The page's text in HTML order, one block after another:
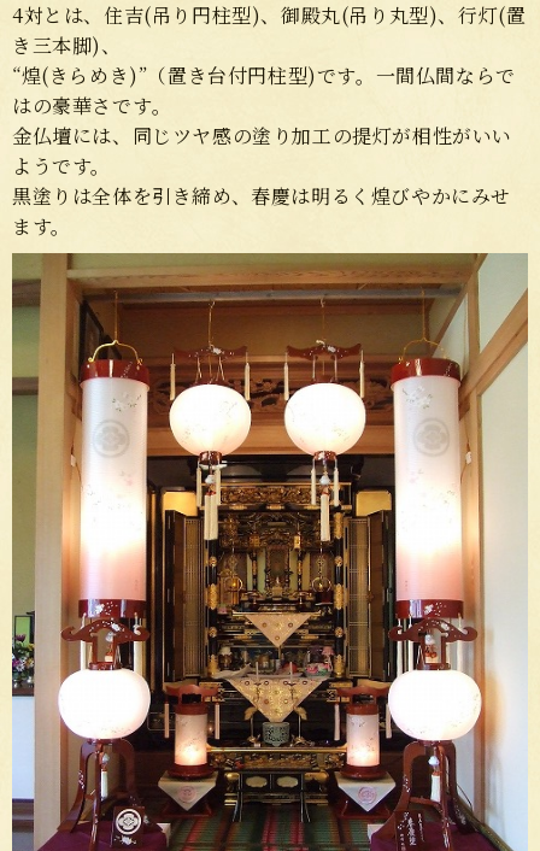
4対とは、住吉(吊り円柱型)、御殿丸(吊り丸型)、行灯(置
き三本脚)、
“煌(きらめき)”（置き台付円柱型)です。一間仏間ならで
はの豪華さです｡
金仏壇には、同じツヤ感の塗り加工の提灯が相性がいい
ようです。
黒塗りは全体を引き締め、春慶は明るく煌びやかにみせ
ます。